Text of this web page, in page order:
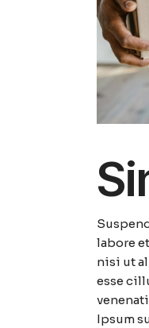
labore
nisi ut
esse
Ipsum